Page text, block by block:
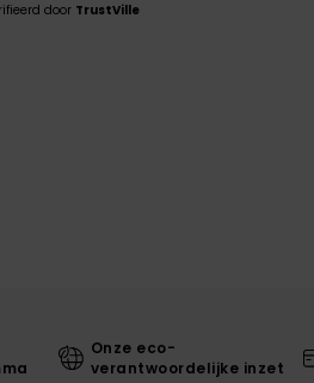
door TrustVille
Onze eco-
verantwoordelijke inzet